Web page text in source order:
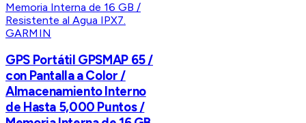
GARMIN
GPS Portátil GPSMAP 65 /
con Pantalla a Color /
Almacenamiento Interno
de Hasta 5,000 Puntos /